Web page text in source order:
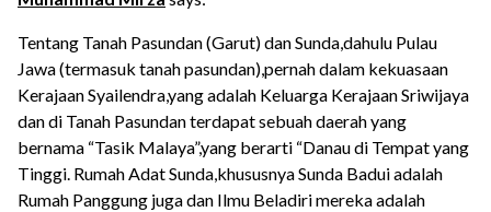
Tentang Tanah Pasundan (Garut) dan Sunda,dahulu Pulau
Jawa (termasuk tanah pasundan),pernah dalam kekuasaan
Kerajaan Syailendra,yang adalah Keluarga Kerajaan Sriwijaya
dan di Tanah Pasundan terdapat sebuah daerah yang
bernama “Tasik Malaya”,yang berarti “Danau di Tempat yang
Tinggi. Rumah Adat Sunda,khususnya Sunda Badui adalah
Rumah Panggung juga dan Ilmu Beladiri mereka adalah